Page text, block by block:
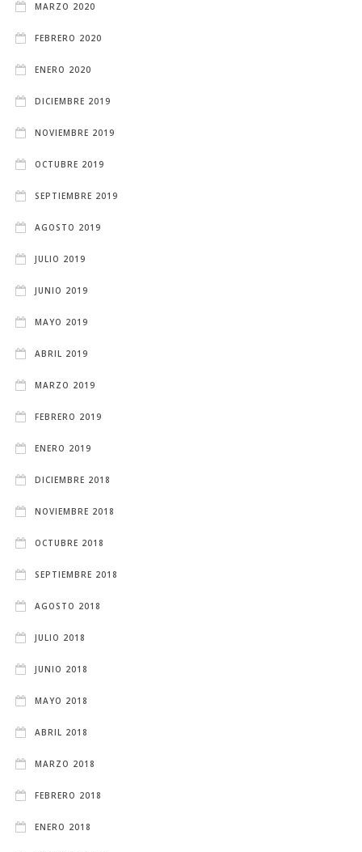
MARZO 2020
FEBRERO 2020
ENERO 2020
DICIEMBRE 2019
NOVIEMBRE 2019
OCTUBRE 2019
SEPTIEMBRE 2019
AGOSTO 2019
JULIO 2019
JUNIO 2019
MAYO 2019
ABRIL 2019
MARZO 2019
FEBRERO 2019
ENERO 2019
DICIEMBRE 2018
NOVIEMBRE 2018
OCTUBRE 2018
SEPTIEMBRE 2018
AGOSTO 2018
JULIO 2018
JUNIO 2018
MAYO 2018
ABRIL 2018
MARZO 2018
FEBRERO 2018
ENERO 2018